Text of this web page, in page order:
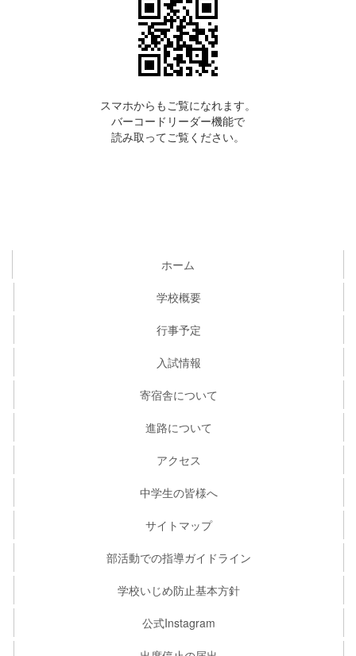
スマホからもご覧になれます。
バーコードリーダー機能で
読み取ってご覧ください。
ホーム
学校概要
行事予定
入試情報
寄宿舎について
進路について
アクセス
中学生の皆様へ
サイトマップ
部活動での指導ガイドライン
学校いじめ防止基本方針
公式Instagram